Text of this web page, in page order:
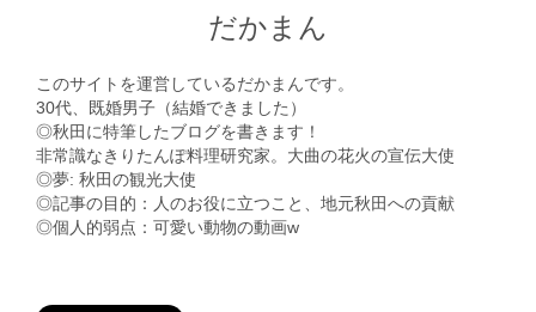
だかまん
このサイトを運営しているだかまんです。
30代、既婚男子（結婚できました）
◎秋田に特筆したブログを書きます！
非常識なきりたんぽ料理研究家。大曲の花火の宣伝大使
◎夢: 秋田の観光大使
◎記事の目的：人のお役に立つこと、地元秋田への貢献
◎個人的弱点：可愛い動物の動画w